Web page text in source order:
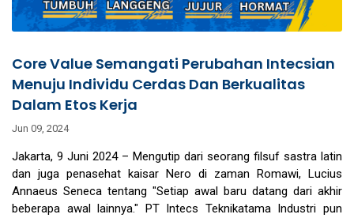
Core Value Semangati Perubahan Intecsian
Menuju Individu Cerdas Dan Berkualitas
Dalam Etos Kerja
Jun 09, 2024
Jakarta, 9 Juni 2024 – Mengutip dari seorang filsuf sastra latin
dan juga penasehat kaisar Nero di zaman Romawi, Lucius
Annaeus Seneca tentang "Setiap awal baru datang dari akhir
beberapa awal lainnya." PT Intecs Teknikatama Industri pun